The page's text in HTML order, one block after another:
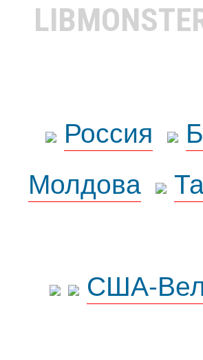
Россия
Молдова
США-